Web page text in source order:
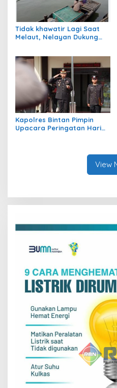
Tidak khawatir Lagi Saat
Melaut, Nelayan Dukung
Kapolres Bintan Pimpin
Upacara Peringatan Hari
View